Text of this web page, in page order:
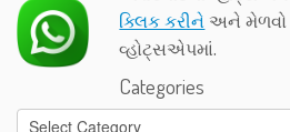
ક્લિક કરીને અને મેળવો
વ્હોટ્સએપમાં.
Categories
Categories